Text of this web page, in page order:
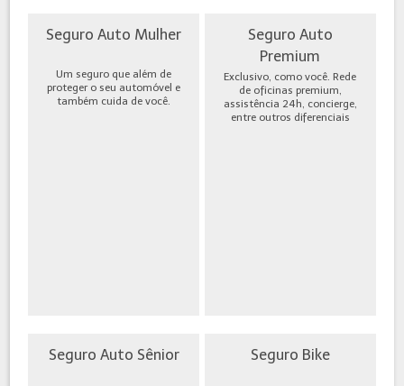
Seguro Auto Mulher
Um seguro que além de
proteger o seu automóvel e
também cuida de você.
Seguro Auto
Premium
Exclusivo, como você. Rede
de oficinas premium,
assistência 24h, concierge,
entre outros diferenciais
Seguro Auto Sênior Seguro Bike